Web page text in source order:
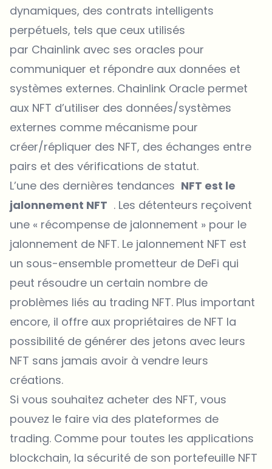
dynamiques, des contrats intelligents
perpétuels, tels que ceux utilisés
par Chainlink avec ses oracles pour
communiquer et répondre aux données et
systèmes externes. Chainlink Oracle permet
aux NFT d’utiliser des données/systèmes
externes comme mécanisme pour
créer/répliquer des NFT, des échanges entre
pairs et des vérifications de statut.
L’une des dernières tendances NFT est le
jalonnement NFT . Les détenteurs reçoivent
une « récompense de jalonnement » pour le
jalonnement de NFT. Le jalonnement NFT est
un sous-ensemble prometteur de DeFi qui
peut résoudre un certain nombre de
problèmes liés au trading NFT. Plus important
encore, il offre aux propriétaires de NFT la
possibilité de générer des jetons avec leurs
NFT sans jamais avoir à vendre leurs
créations.
Si vous souhaitez acheter des NFT, vous
pouvez le faire via des plateformes de
trading. Comme pour toutes les applications
blockchain, la sécurité de son portefeuille NFT